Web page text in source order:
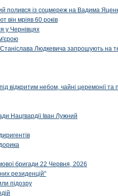
полився із соцмереж на Вадима
він мріяв 60 років
у Чернівцях
Людкевича запрошують на
відкритим небом, чайні церемонії та
Нацгвардії Іван Лужний
бригади 22 Червня, 2026
резиденцій"
підозру